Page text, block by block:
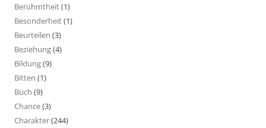
Berühmtheit(1)
Besonderheit(1)
Beurteilen (3)
Beziehung(4)
Bildung(9)
Bitten (1)
Buch (9)
Chance(3)
Charakter(244)